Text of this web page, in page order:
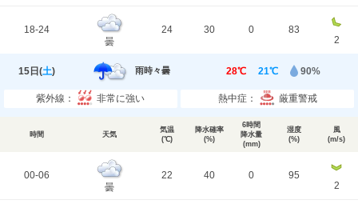
18-24
曇
24 30 0
83
2
15日(土) 雨時々曇 28℃ 21℃ 90%
紫外線： 非常に強い 熱中症： 厳重警戒
時間 天気
気温
(℃)
降水確率
(%)
6時間
降水量
(mm)
湿度
(%)
風
(m/s)
00-06
曇
22 40 0
95
2